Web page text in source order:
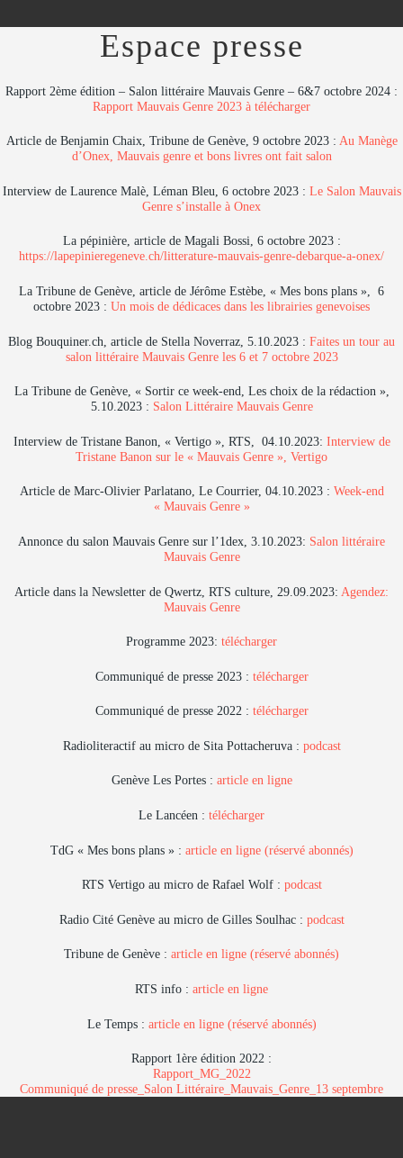
Espace presse
Rapport 2ème édition – Salon littéraire Mauvais Genre – 6&7 octobre 2024 :
Rapport Mauvais Genre 2023 à télécharger
Article de Benjamin Chaix, Tribune de Genève, 9 octobre 2023 : Au Manège
d’Onex, Mauvais genre et bons livres ont fait salon
Interview de Laurence Malè, Léman Bleu, 6 octobre 2023 : Le Salon Mauvais
Genre s’installe à Onex
La pépinière, article de Magali Bossi, 6 octobre 2023 :
https://lapepinieregeneve.ch/litterature-mauvais-genre-debarque-a-onex/
La Tribune de Genève, article de Jérôme Estèbe, « Mes bons plans », 6
octobre 2023 : Un mois de dédicaces dans les librairies genevoises
Blog Bouquiner.ch, article de Stella Noverraz, 5.10.2023 : Faites un tour au
salon littéraire Mauvais Genre les 6 et 7 octobre 2023
La Tribune de Genève, « Sortir ce week-end, Les choix de la rédaction »,
5.10.2023 : Salon Littéraire Mauvais Genre
Interview de Tristane Banon, « Vertigo », RTS, 04.10.2023: Interview de
Tristane Banon sur le « Mauvais Genre », Vertigo
Article de Marc-Olivier Parlatano, Le Courrier, 04.10.2023 : Week-end
« Mauvais Genre »
Annonce du salon Mauvais Genre sur l’1dex, 3.10.2023: Salon littéraire
Mauvais Genre
Article dans la Newsletter de Qwertz, RTS culture, 29.09.2023: Agendez:
Mauvais Genre
Programme 2023: télécharger
Communiqué de presse 2023 : télécharger
Communiqué de presse 2022 : télécharger
Radioliteractif au micro de Sita Pottacheruva : podcast
Genève Les Portes : article en ligne
Le Lancéen : télécharger
TdG « Mes bons plans » : article en ligne (réservé abonnés)
RTS Vertigo au micro de Rafael Wolf : podcast
Radio Cité Genève au micro de Gilles Soulhac : podcast
Tribune de Genève : article en ligne (réservé abonnés)
RTS info : article en ligne
Le Temps : article en ligne (réservé abonnés)
Rapport 1ère édition 2022 :
Rapport_MG_2022
Communiqué de presse_Salon Littéraire_Mauvais_Genre_13 septembre